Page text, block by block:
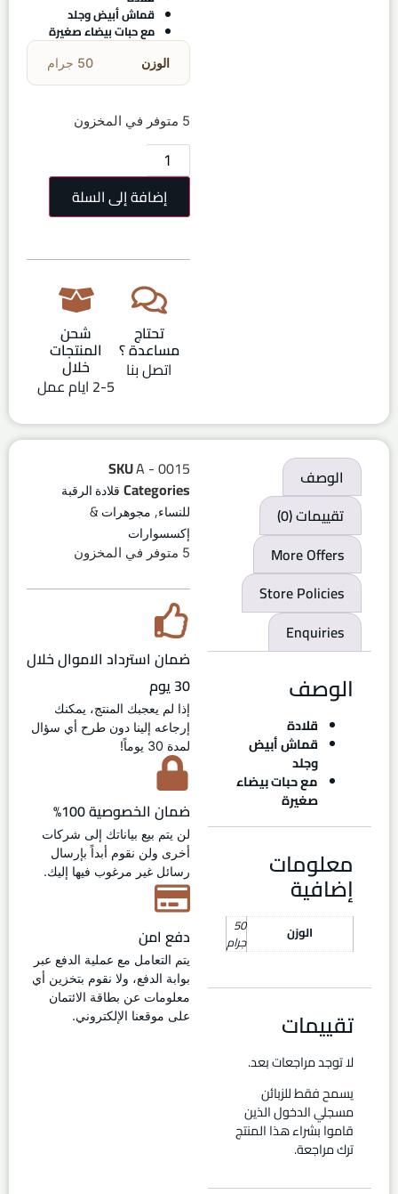
قماش أبيض وجلد
مع حبات بيضاء صغيرة
الوزن 50 جرام
5 متوفر في المخزون
إضافة إلى السلة
تحتاج
مساعدة ؟
اتصل بنا
شحن
المنتجات
خلال
2-5 ايام عمل
الوصف
تقييمات (0)
More Offers
Store Policies
Enquiries
الوصف
قلادة
قماش أبيض
وجلد
مع حبات بيضاء
صغيرة
معلومات
إضافية
الوزن 50
جرام
تقييمات
لا توجد مراجعات بعد.
يسمح فقط للزبائن
مسجلي الدخول الذين
قاموا بشراء هذا المنتج
ترك مراجعة.
SKUA - 0015
Categories قلادة الرقبة
للنساء, مجوهرات &
إكسسوارات
5 متوفر في المخزون
ضمان استرداد الاموال خلال
30 يوم
إذا لم يعجبك المنتج، يمكنك
إرجاعه إلينا دون طرح أي سؤال
لمدة 30 يوماً!
ضمان الخصوصية 100%
لن يتم بيع بياناتك إلى شركات
أخرى ولن نقوم أبداً بإرسال
رسائل غير مرغوب فيها إليك.
دفع امن
يتم التعامل مع عملية الدفع عبر
بوابة الدفع، ولا نقوم بتخزين أي
معلومات عن بطاقة الائتمان
على موقعنا الإلكتروني.